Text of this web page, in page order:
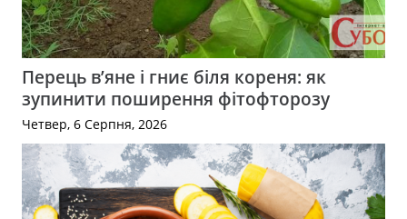
Перець в’яне і гниє біля кореня: як
зупинити поширення фітофторозу
Четвер, 6 Серпня, 2026